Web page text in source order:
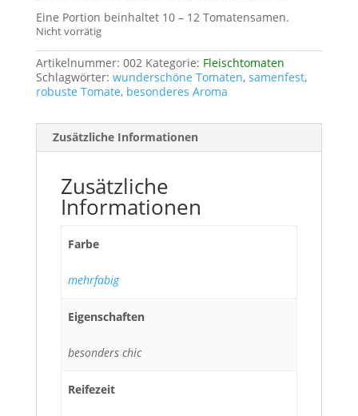
Eine Portion beinhaltet 10 – 12 Tomatensamen.
Nicht vorrätig
Artikelnummer: 002 Kategorie: Fleischtomaten
Schlagwörter: wunderschöne Tomaten, samenfest,
robuste Tomate, besonderes Aroma
Zusätzliche Informationen
Zusätzliche
Informationen
Farbe
mehrfabig
Eigenschaften
besonders chic
Reifezeit